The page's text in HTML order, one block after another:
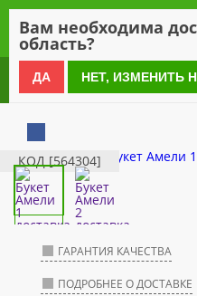
0 800 21 54 55
КОД [564304]
ГАРАНТИЯ КАЧЕСТВА
ПОДРОБНЕЕ О ДОСТАВКЕ
Вам необходима
область?
ДА НЕТ, ИЗМЕНИТЬ